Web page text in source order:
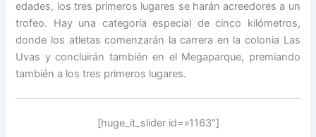
edades, los tres primeros lugares se harán acreedores a un
trofeo. Hay una categoría especial de cinco kilómetros,
donde los atletas comenzarán la carrera en la colonia Las
Uvas y concluirán también en el Megaparque, premiando
también a los tres primeros lugares.
[huge_it_slider id=»1163″]